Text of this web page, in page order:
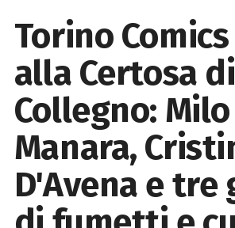
Torino
alla Certosa di
Collegno: Milo
Manara,
D'Avena e tre